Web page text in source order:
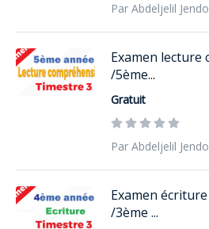
Par Abdeljelil
Examen lecture
/5ème...
Gratuit
Par Abdeljelil
Examen
/3ème ...